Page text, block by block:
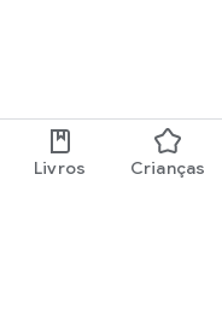
Livros Crianças